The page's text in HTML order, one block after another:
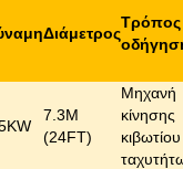
Διάμετρος
Τρόπος
7.3M
(24FT)
Μηχανή
κίνησης
κιβωτίου